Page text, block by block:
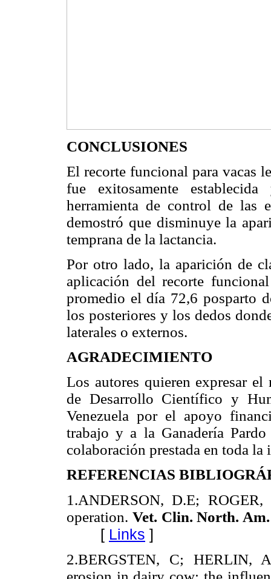
CONCLUSIONES
El recorte funcional para vacas
fue exitosamente
herramienta de control de las
demostró que disminuye la
temprana de la lactancia.
Por otro lado, la aparición de
aplicación del recorte
promedio el día 72,6 posparto
los posteriores y los dedos
laterales o externos.
AGRADECIMIENTO
Los autores quieren expresar
de Desarrollo Científico y
Venezuela por el apoyo
trabajo y a la Ganadería
colaboración prestada en toda la
REFERENCIAS
1.ANDERSON, D.E;
operation. Vet. Clin. North.
[ Links ]
2.BERGSTEN, C; HERLIN,